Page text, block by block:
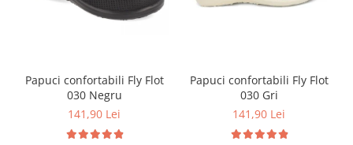
Papuci confortabili Fly Flot
030 Negru
141,90 Lei
Papuci confortabili Fly Flot
030 Gri
141,90 Lei